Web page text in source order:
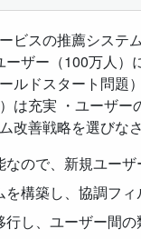
ビスの推薦システ
ザー（100万人
ルドスタート問題
は充実 ・ユーザ
改善戦略を選びなさ
ので、新規ユーザ
構築し、協調フ
し、ユーザー間の